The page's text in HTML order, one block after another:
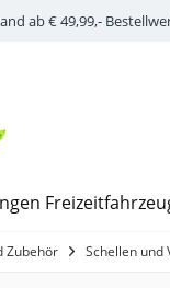
ab € 49,99,-
Zubehör Schellen und